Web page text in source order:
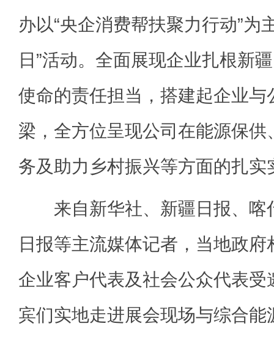
办以“央企消费帮扶聚力行动”为
日”活动。全面展现企业扎根新
使命的责任担当，搭建起企业与
梁，全方位呈现公司在能源保
务及助力乡村振兴等方面的扎实
来自新华社、新疆日报、喀
日报等主流媒体记者，当地政
企业客户代表及社会公众代表受
宾们实地走进展会现场与综合